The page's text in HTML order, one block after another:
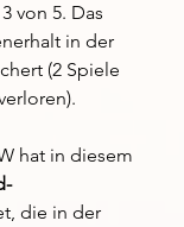
von 5. Das
in der
(2 Spiele
hat in diesem
die in der